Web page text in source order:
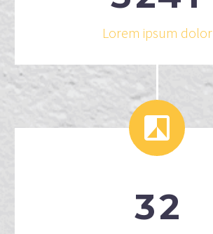
Lorem ipsum dolor


32